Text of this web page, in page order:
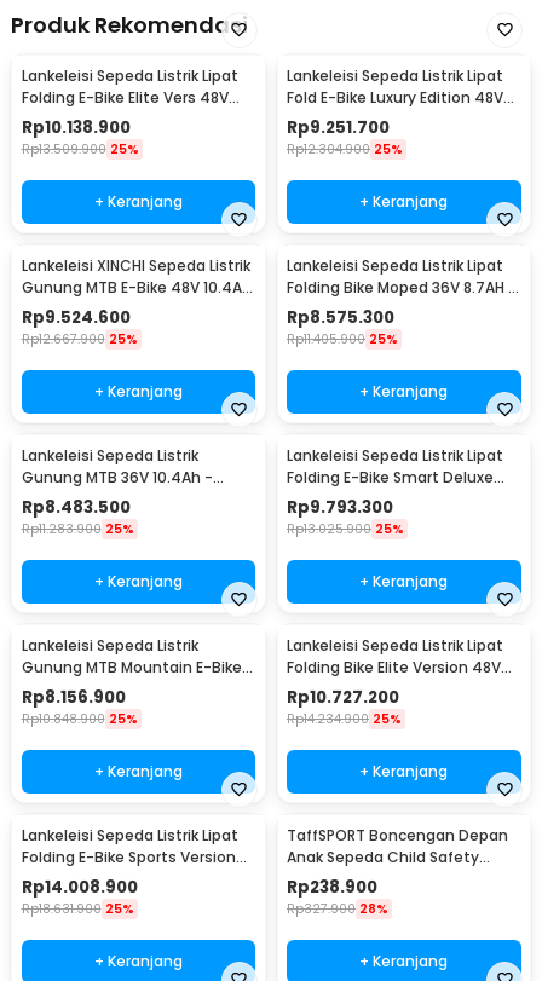
Produk Rekomendasi
Lankeleisi Sepeda Listrik Lipat
Folding E-Bike Elite Vers 48V
10.4Ah - XT600
Rp10.138.900
Rp13.509.900 25%
+ Keranjang
Lankeleisi Sepeda Listrik Lipat
Fold E-Bike Luxury Edition 48V
10.4Ah - G660
Rp9.251.700
Rp12.304.900 25%
+ Keranjang
Lankeleisi XINCHI Sepeda Listrik
Gunung MTB E-Bike 48V 10.4AH
- T8
Rp9.524.600
Rp12.667.900 25%
+ Keranjang
Lankeleisi Sepeda Listrik Lipat
Folding Bike Moped 36V 8.7AH -
G100
Rp8.575.300
Rp11.405.900 25%
+ Keranjang
Lankeleisi Sepeda Listrik
Gunung MTB 36V 10.4Ah -
RS600
Rp8.483.500
Rp11.283.900 25%
+ Keranjang
Lankeleisi Sepeda Listrik Lipat
Folding E-Bike Smart Deluxe
48V 10.4Ah - G650
Rp9.793.300
Rp13.025.900 25%
+ Keranjang
Lankeleisi Sepeda Listrik
Gunung MTB Mountain E-Bike
48V 10Ah - MX3.8
Rp8.156.900
Rp10.848.900 25%
+ Keranjang
Lankeleisi Sepeda Listrik Lipat
Folding Bike Elite Version 48V
10.4Ah - XT750
Rp10.727.200
Rp14.234.900 25%
+ Keranjang
Lankeleisi Sepeda Listrik Lipat
Folding E-Bike Sports Version
48V 10Ah - XT750
Rp14.008.900
Rp18.631.900 25%
+ Keranjang
TaffSPORT Boncengan Depan
Anak Sepeda Child Safety
Front Seat - Z1
Rp238.900
Rp327.900 28%
+ Keranjang